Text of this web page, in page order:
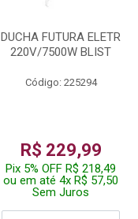
DUCHA FUTURA ELETR
220V/7500W BLIST
Código: 225294
R$ 229,99
Pix 5% OFF R$ 218,49
ou em até 4x R$ 57,50
Sem Juros